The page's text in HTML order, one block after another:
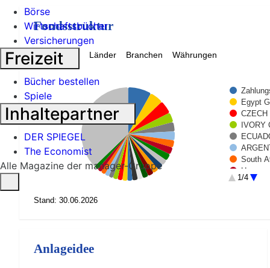
Fondsstruktur
Topholdings Länder Branchen Währungen
Egypt
CZECH
IVORY
South
1/4
Stand: 30.06.2026
Anlageidee
Börse
Wirtschaftsbücher
Versicherungen
Freizeit
Bücher bestellen
Spiele
Inhaltepartner
DER SPIEGEL
The Economist
Alle Magazine der manager-Gruppe